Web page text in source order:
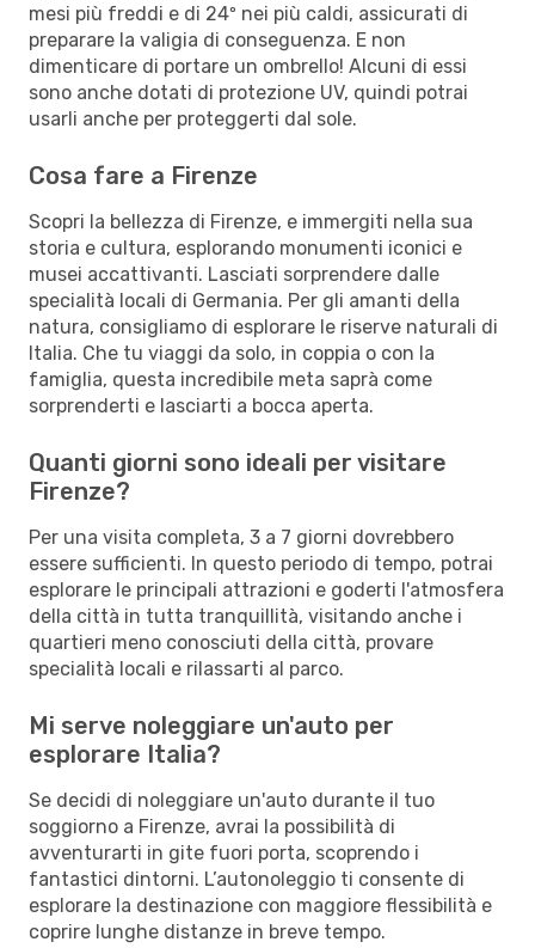
mesi più freddi e di 24º nei più caldi, assicurati di
preparare la valigia di conseguenza. E non
dimenticare di portare un ombrello! Alcuni di essi
sono anche dotati di protezione UV, quindi potrai
usarli anche per proteggerti dal sole.
Cosa fare a Firenze
Scopri la bellezza di Firenze, e immergiti nella sua
storia e cultura, esplorando monumenti iconici e
musei accattivanti. Lasciati sorprendere dalle
specialità locali di Germania. Per gli amanti della
natura, consigliamo di esplorare le riserve naturali di
Italia. Che tu viaggi da solo, in coppia o con la
famiglia, questa incredibile meta saprà come
sorprenderti e lasciarti a bocca aperta.
Quanti giorni sono ideali per visitare
Firenze?
Per una visita completa, 3 a 7 giorni dovrebbero
essere sufficienti. In questo periodo di tempo, potrai
esplorare le principali attrazioni e goderti l'atmosfera
della città in tutta tranquillità, visitando anche i
quartieri meno conosciuti della città, provare
specialità locali e rilassarti al parco.
Mi serve noleggiare un'auto per
esplorare Italia?
Se decidi di noleggiare un'auto durante il tuo
soggiorno a Firenze, avrai la possibilità di
avventurarti in gite fuori porta, scoprendo i
fantastici dintorni. L’autonoleggio ti consente di
esplorare la destinazione con maggiore flessibilità e
coprire lunghe distanze in breve tempo.